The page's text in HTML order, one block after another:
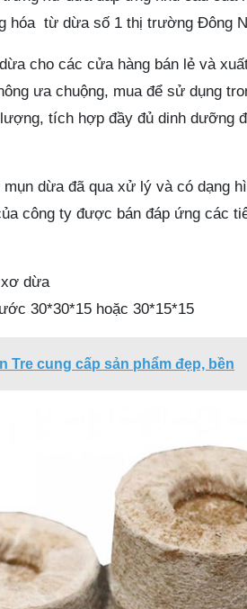
hóa từ dừa số 1 thị trường Đông
cho các cửa hàng bán lẻ và
ưa chuộng, mua để sử dụng
tích hợp đầy đủ dinh dưỡng
dừa đã qua xử lý và có dạng
công ty được bán đáp ứng các
dừa
30*30*15 hoặc 30*15*15
Tre cung cấp sản phẩm đẹp, bền